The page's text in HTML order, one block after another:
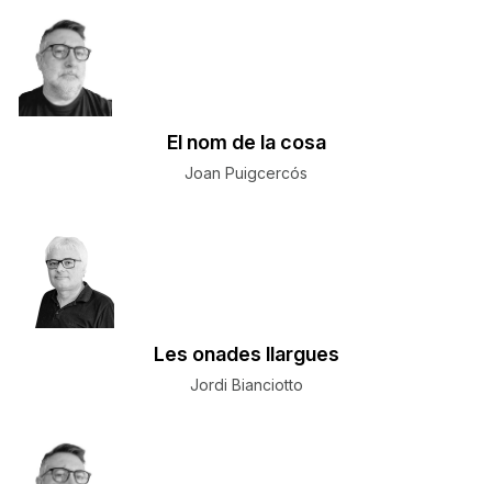
El nom de la cosa
Joan Puigcercós
Les onades llargues
Jordi Bianciotto